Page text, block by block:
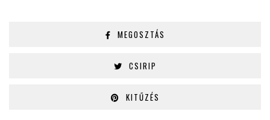
MEGOSZTÁS
CSIRIP
KITŰZÉS